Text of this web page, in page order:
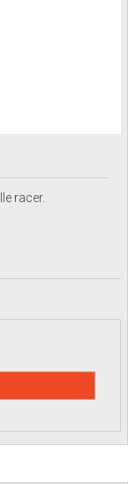
racer.